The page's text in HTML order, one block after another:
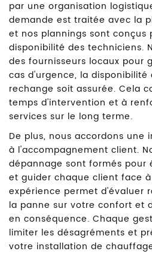
par une organisation
demande est traitée avec la
et nos plannings sont conçus
disponibilité des techniciens.
des fournisseurs locaux pour
cas d'urgence, la disponibilité
rechange soit assurée. Cela
temps d'intervention et à
services sur le long terme.
De plus, nous accordons une
à l'accompagnement client.
dépannage sont formés pour
et guider chaque client face
expérience permet d'évaluer
la panne sur votre confort et
en conséquence. Chaque
limiter les désagréments et
votre installation de